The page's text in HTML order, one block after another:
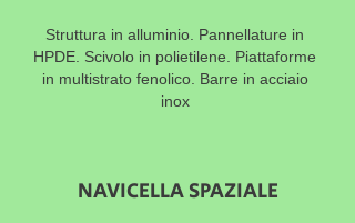
Struttura in alluminio. Pannellature in
HPDE. Scivolo in polietilene. Piattaforme
in multistrato fenolico. Barre in acciaio
inox
NAVICELLA SPAZIALE